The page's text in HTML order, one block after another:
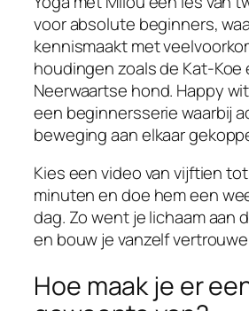
voor absolute beginners,
kennismaakt met
houdingen zoals de Kat-Koe
Neerwaartse hond. Happy
een beginnersserie waarbij
beweging aan elkaar
Kies een video van vijftien
minuten en doe hem een
dag. Zo went je lichaam aan
en bouw je vanzelf
Hoe maak je er